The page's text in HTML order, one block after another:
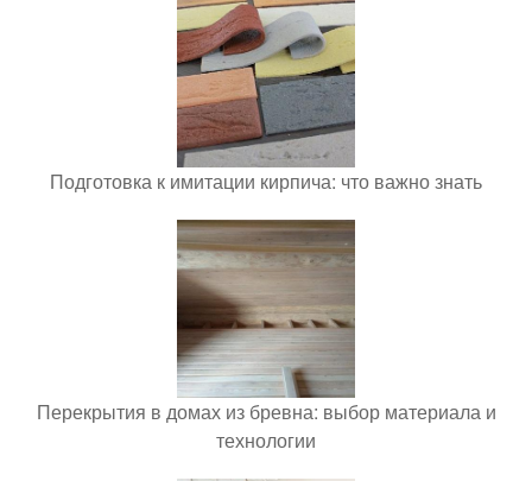
Подготовка к имитации кирпича: что важно знать
Перекрытия в домах из бревна: выбор материала и
технологии